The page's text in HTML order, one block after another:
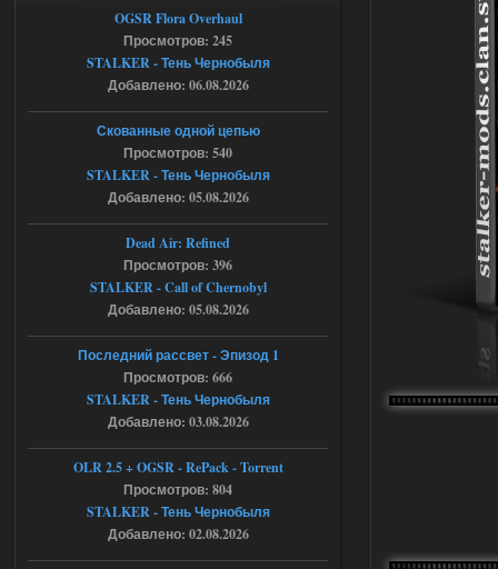
Ответить ➤
Спавнер + Правки + Античит - Dead
City Final
Что то не работает спавнер,
все устанавливал по
мануалу......
Ответить ➤
06.08.2026
Игра для сталкера 21-очко
ruslanpyrusov
как изменить макс сумму
ставки в файлах чтобы
ставить больше 1 к
Ответить ➤
05.08.2026
Тайна Зоны - Remaster 2026
Stalker-Mods-Clan-su
Доступно только для пользователей
OGSR Flora Overhaul
Просмотров: 245
STALKER - Тень Чернобыля
Добавлено: 06.08.2026
Скованные одной цепью
Просмотров: 540
STALKER - Тень Чернобыля
Добавлено: 05.08.2026
Dead Air: Refined
Просмотров: 396
STALKER - Call of Chernobyl
Добавлено: 05.08.2026
Последний рассвет - Эпизод 1
Просмотров: 666
STALKER - Тень Чернобыля
Добавлено: 03.08.2026
OLR 2.5 + OGSR - RePack - Torrent
Просмотров: 804
STALKER - Тень Чернобыля
Добавлено: 02.08.2026